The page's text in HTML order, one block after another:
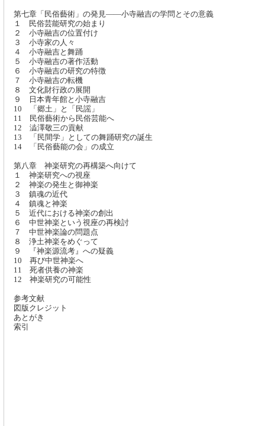
第七章「民俗藝術」の発見――小寺融吉の学問とその意義
１ 民俗芸能研究の始まり
２ 小寺融吉の位置付け
３ 小寺家の人々
４ 小寺融吉と舞踊
５ 小寺融吉の著作活動
６ 小寺融吉の研究の特徴
７ 小寺融吉の転機
８ 文化財行政の展開
９ 日本青年館と小寺融吉
10 「郷土」と「民謡」
11 民俗藝術から民俗芸能へ
12 澁澤敬三の貢献
13 「民間学」としての舞踊研究の誕生
14 「民俗藝能の会」の成立
第八章 神楽研究の再構築へ向けて
１ 神楽研究への視座
２ 神楽の発生と御神楽
３ 鎮魂の近代
４ 鎮魂と神楽
５ 近代における神楽の創出
６ 中世神楽という視座の再検討
７ 中世神楽論の問題点
８ 浄土神楽をめぐって
９ 『神楽源流考』への疑義
10 再び中世神楽へ
11 死者供養の神楽
12 神楽研究の可能性
参考文献
図版クレジット
あとがき
索引